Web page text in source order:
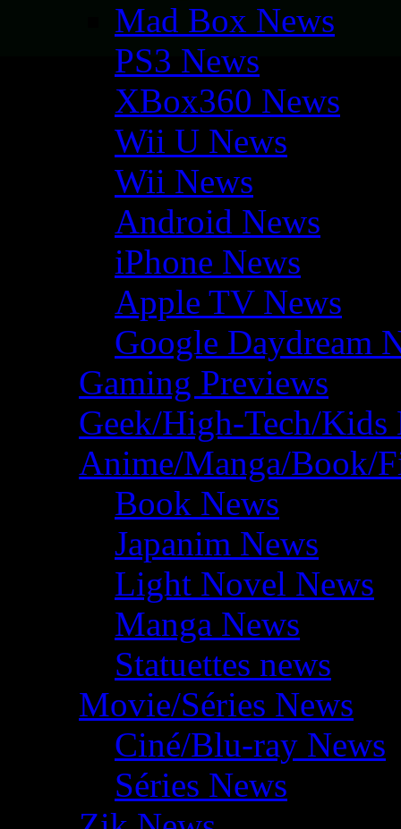
Mad Box News
PS3 News
XBox360 News
Wii U News
Wii News
Android News
iPhone News
Apple TV News
Google Daydream
Gaming Previews
Geek/High-Tech/Kids
Anime/Manga/Book/
Book News
Japanim News
Light Novel News
Manga News
Statuettes news
Movie/Séries News
Ciné/Blu-ray News
Séries News